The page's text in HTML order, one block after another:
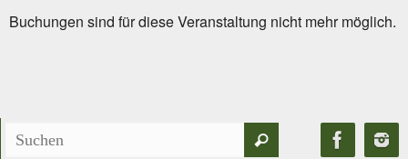
Buchungen sind für diese Veranstaltung nicht mehr möglich.
Suchen